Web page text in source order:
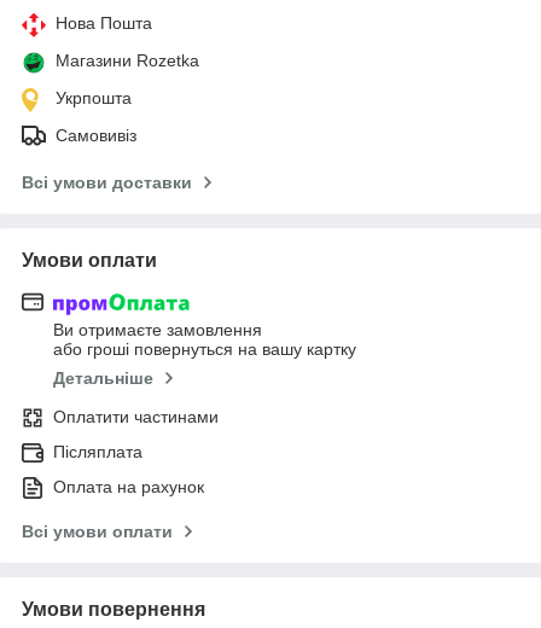
Нова Пошта
Магазини Rozetka
Укрпошта
Самовивіз
Всі умови доставки
Умови оплати
Ви отримаєте замовлення
або гроші повернуться на вашу картку
Детальніше
Оплатити частинами
Післяплата
Оплата на рахунок
Всі умови оплати
Умови повернення